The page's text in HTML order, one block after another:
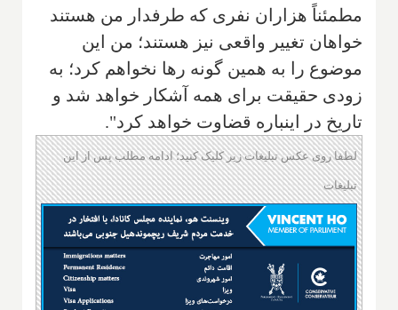
مطمئناً هزاران نفری که طرفدار من هستند
خواهان تغییر واقعی نیز هستند؛‌ من این
موضوع را به همین گونه رها نخواهم کرد؛ به
زودی حقیقت برای همه آشکار خواهد شد و
تاریخ در اینباره قضاوت خواهد کرد".
لطفا روی عکس تبلیغات زیر کلیک کنید؛ ادامه مطلب پس از این
تبلیغات